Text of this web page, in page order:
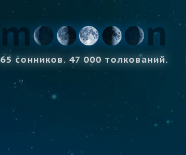
65 сонников. 47 000 толкований.